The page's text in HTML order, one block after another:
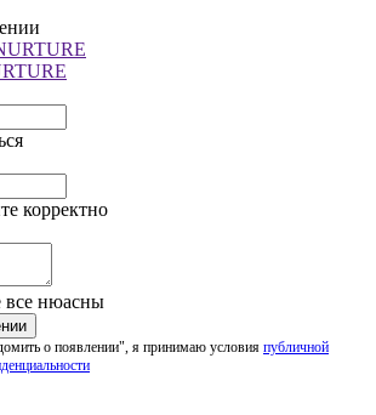
корректно
все нюасны
о появлении", я принимаю условия публичной